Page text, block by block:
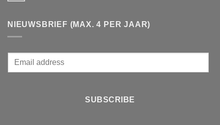
NIEUWSBRIEF (MAX. 4 PER JAAR)
SUBSCRIBE